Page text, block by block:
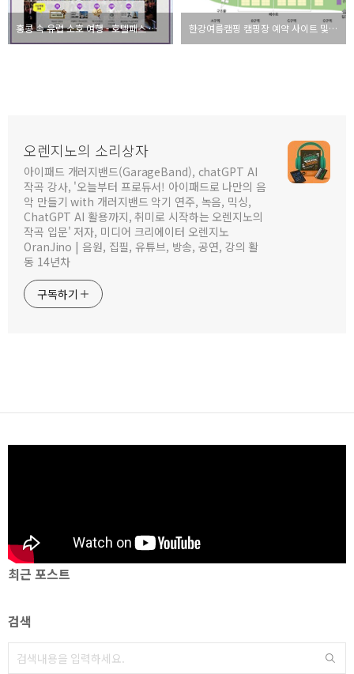
홍콩 속 유럽 소호 여행 - 호텔패스 이벤트 소개 한강여름캠핑 캠핑장 예약 사이트 및 방법
오렌지노의 소리상자
아이패드 개러지밴드(GarageBand), chatGPT AI
작곡 강사, '오늘부터 프로듀서! 아이패드로 나만의 음
악 만들기 with 개러지밴드 악기 연주, 녹음, 믹싱,
ChatGPT AI 활용까지, 취미로 시작하는 오렌지노의
작곡 입문' 저자, 미디어 크리에이터 오렌지노
OranJino | 음원, 집필, 유튜브, 방송, 공연, 강의 활
동 14년차
구독하기
최근 포스트
검색